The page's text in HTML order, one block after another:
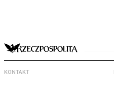
KONTAKT